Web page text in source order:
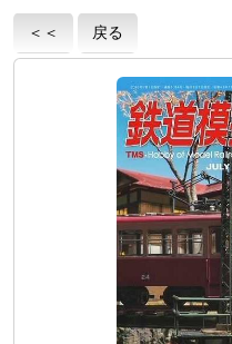
＜＜ 戻る